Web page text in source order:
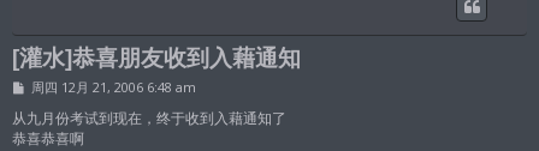
[灌水]恭喜朋友收到入藉通知
帖
周四 12月 21, 2006 6:48 am
从九月份考试到现在，终于收到入藉通知了
恭喜恭喜啊